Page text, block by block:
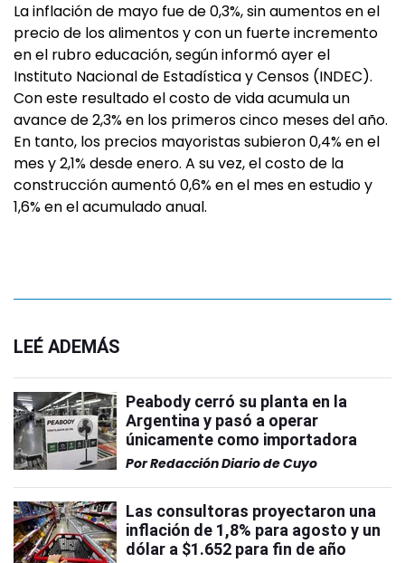
La inflación de mayo fue de 0,3%, sin aumentos en el
precio de los alimentos y con un fuerte incremento
en el rubro educación, según informó ayer el
Instituto Nacional de Estadística y Censos (INDEC).
Con este resultado el costo de vida acumula un
avance de 2,3% en los primeros cinco meses del año.
En tanto, los precios mayoristas subieron 0,4% en el
mes y 2,1% desde enero. A su vez, el costo de la
construcción aumentó 0,6% en el mes en estudio y
1,6% en el acumulado anual.
LEÉ ADEMÁS
Peabody cerró su planta en la
Argentina y pasó a operar
únicamente como importadora
PorRedacción Diario de Cuyo
Las consultoras proyectaron una
inflación de 1,8% para agosto y un
dólar a $1.652 para fin de año